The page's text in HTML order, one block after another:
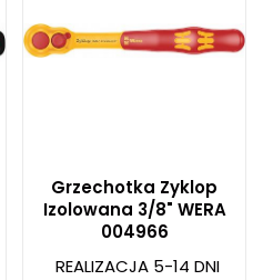
Grzechotka Zyklop
Izolowana 3/8" WERA
004966
REALIZACJA 5-14 DNI